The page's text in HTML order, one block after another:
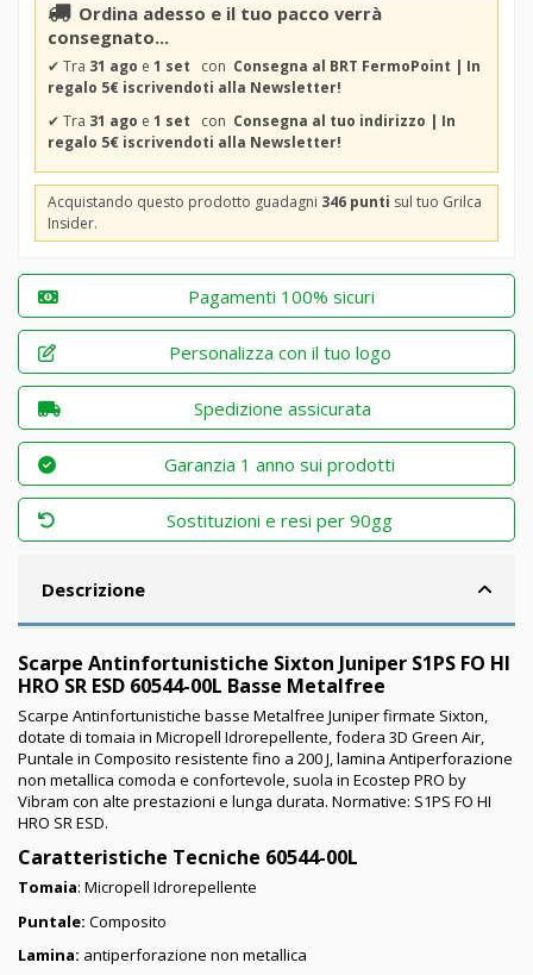
Ordina adesso e il tuo pacco verrà
consegnato...
✔ Tra 31 ago e 1 set con Consegna al BRT FermoPoint | In
regalo 5€ iscrivendoti alla Newsletter!
✔ Tra 31 ago e 1 set con Consegna al tuo indirizzo | In
regalo 5€ iscrivendoti alla Newsletter!
Acquistando questo prodotto guadagni 346 punti sul tuo Grilca
Insider.
Pagamenti 100% sicuri
Personalizza con il tuo logo
Spedizione assicurata
Garanzia 1 anno sui prodotti
Sostituzioni e resi per 90gg
Descrizione
Scarpe Antinfortunistiche Sixton Juniper S1PS FO HI
HRO SR ESD 60544-00L Basse Metalfree
Scarpe Antinfortunistiche basse Metalfree Juniper firmate Sixton,
dotate di tomaia in Micropell Idrorepellente, fodera 3D Green Air,
Puntale in Composito resistente fino a 200 J, lamina Antiperforazione
non metallica comoda e confortevole, suola in Ecostep PRO by
Vibram con alte prestazioni e lunga durata. Normative: S1PS FO HI
HRO SR ESD.
Caratteristiche Tecniche 60544-00L
Tomaia: Micropell Idrorepellente
Puntale: Composito
Lamina: antiperforazione non metallica